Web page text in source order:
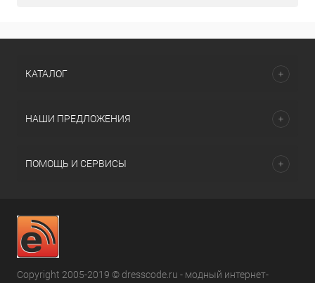
КАТАЛОГ
НАШИ ПРЕДЛОЖЕНИЯ
ПОМОЩЬ И СЕРВИСЫ
Copyright 2005-2019 © dresscode.ru - модный интернет-